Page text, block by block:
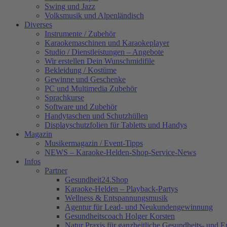
Swing und Jazz
Volksmusik und Alpenländisch
Diverses
Instrumente / Zubehör
Karaokemaschinen und Karaokeplayer
Studio / Dienstleistungen – Angebote
Wir erstellen Dein Wunschmidifile
Bekleidung / Kostüme
Gewinne und Geschenke
PC und Multimedia Zubehör
Sprachkurse
Software und Zubehör
Handytaschen und Schutzhüllen
Displayschutzfolien für Tabletts und Handys
Magazin
Musikermagazin / Event-Tipps
NEWS – Karaoke-Helden-Shop-Service-News
Infos
Partner
Gesundheit24.Shop
Karaoke-Helden – Playback-Partys
Wellness & Entspannungsmusik
Agentur für Lead- und Neukundengewinnung
Gesundheitscoach Holger Korsten
Natur Praxis für ganzheitliche Gesundheits- und